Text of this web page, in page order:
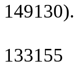
149130).
133155